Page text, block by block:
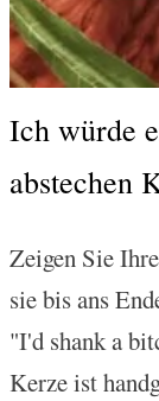
Ich würde
abstechen
Zeigen Sie
sie bis ans
"I'd shank a
Kerze ist